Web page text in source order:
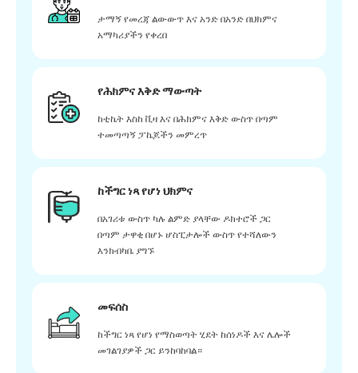
ታማኝ የመረጃ ልውውጥ እና አንድ በአንድ በህክምና
አማካሪያችን የቀረበ
የሕክምና እቅድ ማውጣት
ከቲኬት እስከ ቪዛ እና በሕክምና እቅድ ውስጥ በጣም
ተመጣጣኝ ፓኬጆችን መምረጥ
ከችግር ነጻ የሆነ ህክምና
በአገሪቱ ውስጥ ካሉ ልምድ ያላቸው ዶክተሮች ጋር
በጣም ታዋቂ በሆኑ ሆስፒታሎች ውስጥ የተሻለውን
እንክብካቤ ያግኙ
መፍሰስ
ከችግር ነጻ የሆነ የማስወጣት ሂደት ከሰነዶች እና ሌሎች
መገልገያዎች ጋር ይንከባከባል።